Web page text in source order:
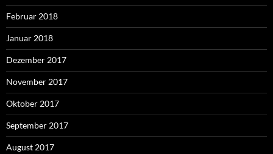
Februar 2018
Januar 2018
Dezember 2017
November 2017
Oktober 2017
September 2017
August 2017